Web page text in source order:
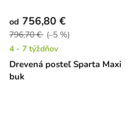
Drevená posteľ Sparta Maxi
buk
od 756,80 €
796,70 € (–5 %)
4 - 7 týždňov